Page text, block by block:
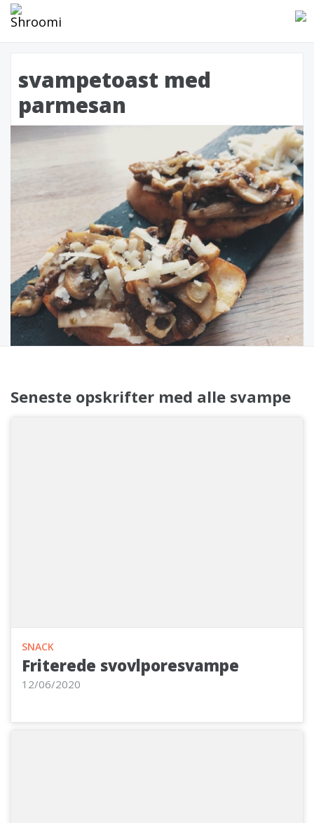
svampetoast med
parmesan
Seneste opskrifter med alle svampe
SNACK
Friterede svovlporesvampe
12/06/2020